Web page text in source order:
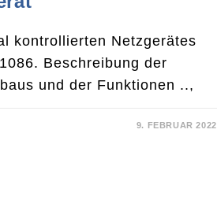
kontrollierten Netzgerätes
Beschreibung der
und der Funktionen ..,
9. FEBRUAR 2022